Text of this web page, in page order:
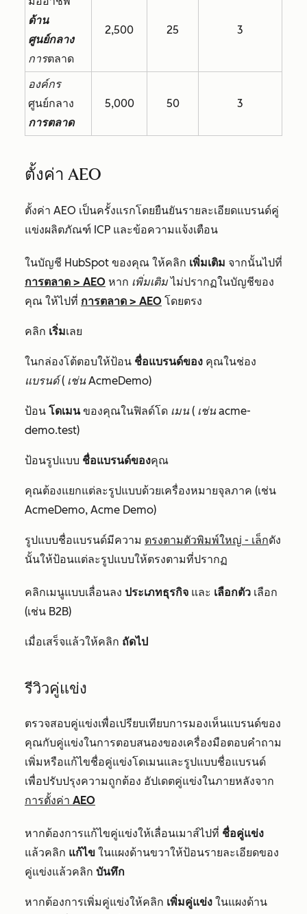
ด้าน
ศูนย์กลาง
การตลาด
2,500 25 3
องค์กร
ศูนย์กลาง
การตลาด
5,000 50 3
ตั้งค่า AEO
ตั้งค่า AEO เป็นครั้งแรกโดยยืนยันรายละเอียดแบรนด์คู่
แข่งผลิตภัณฑ์ ICP และข้อความแจ้งเตือน
ในบัญชี HubSpot ของคุณ ให้คลิก เพิ่มเติม จากนั้นไปที่
การตลาด > AEO หาก เพิ่มเติมไม่ปรากฏในบัญชีของ
คุณ ให้ไปที่ การตลาด > AEO โดยตรง
คลิก เริ่มเลย
ในกล่องโต้ตอบให้ป้อน ชื่อแบรนด์ของ คุณในช่อง
แบรนด์( เช่น AcmeDemo)
ป้อน โดเมนของคุณในฟิลด์โด เมน ( เช่น acme-
demo.test)
ป้อนรูปแบบ ชื่อแบรนด์ของคุณ
คุณต้องแยกแต่ละรูปแบบด้วยเครื่องหมายจุลภาค (เช่น
AcmeDemo, Acme Demo)
รูปแบบชื่อแบรนด์มีความ ตรงตามตัวพิมพ์ใหญ่ - เล็กดัง
นั้นให้ป้อนแต่ละรูปแบบให้ตรงตามที่ปรากฏ
คลิกเมนูแบบเลื่อนลง ประเภทธุรกิจ และ เลือกตัว เลือก
(เช่น B2B)
เมื่อเสร็จแล้วให้คลิก ถัดไป
รีวิวคู่แข่ง
ตรวจสอบคู่แข่งเพื่อเปรียบเทียบการมองเห็นแบรนด์ของ
คุณกับคู่แข่งในการตอบสนองของเครื่องมือตอบคำถาม
เพิ่มหรือแก้ไขชื่อคู่แข่งโดเมนและรูปแบบชื่อแบรนด์
เพื่อปรับปรุงความถูกต้อง อัปเดตคู่แข่งในภายหลังจาก
การตั้งค่า AEO
หากต้องการแก้ไขคู่แข่งให้เลื่อนเมาส์ไปที่ ชื่อคู่แข่ง
แล้วคลิก แก้ไข ในแผงด้านขวาให้ป้อนรายละเอียดของ
คู่แข่งแล้วคลิก บันทึก
หากต้องการเพิ่มคู่แข่งให้คลิก เพิ่มคู่แข่ง ในแผงด้าน